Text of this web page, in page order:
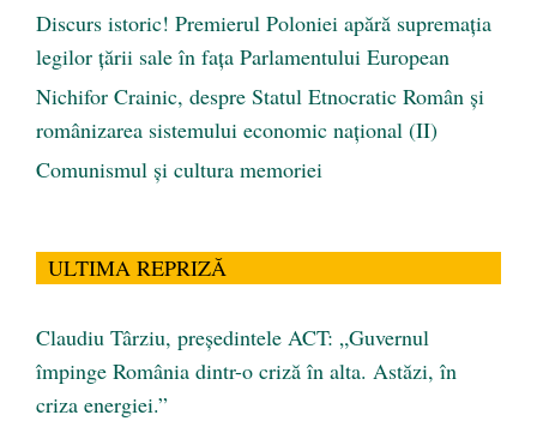
Discurs istoric! Premierul Poloniei apără supremația
legilor țării sale în fața Parlamentului European
Nichifor Crainic, despre Statul Etnocratic Român şi
românizarea sistemului economic naţional (II)
Comunismul şi cultura memoriei
ULTIMA REPRIZĂ
Claudiu Târziu, președintele ACT: „Guvernul
împinge România dintr-o criză în alta. Astăzi, în
criza energiei.”